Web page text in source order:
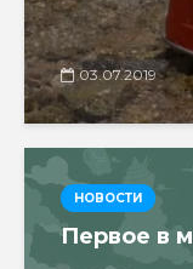
03.07.2019
НОВОСТИ
Первое в